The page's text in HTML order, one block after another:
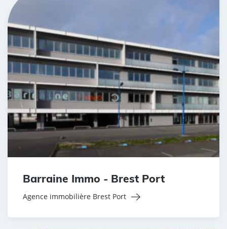
Barraine Immo - Brest Port
Agence immobilière Brest Port